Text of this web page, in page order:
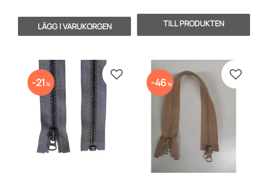
21 % Lägg till i favoriter
46% Lägg